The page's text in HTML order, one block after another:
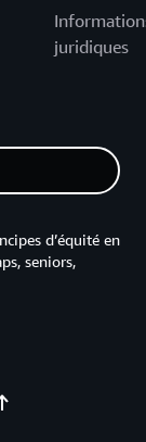
juridiques
d’équité en
seniors,